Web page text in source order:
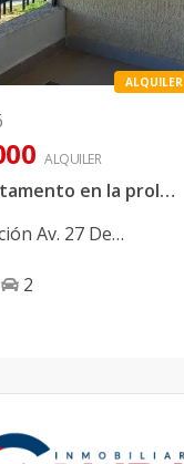
ALQUILER
ALQUILER
Alquilo apartamento en la prolongación 27 de Febrero Próximo a Occidental Mall
Av. 27 De
2